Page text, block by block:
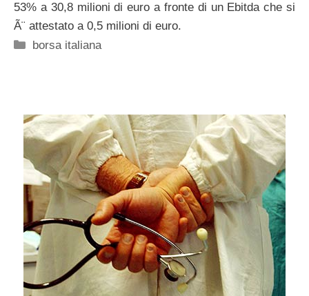
53% a 30,8 milioni di euro a fronte di un Ebitda che si
Ã¨ attestato a 0,5 milioni di euro.
Categorie
borsa italiana